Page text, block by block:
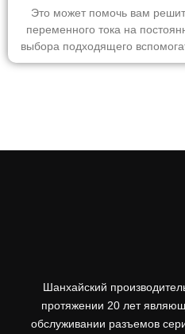
Это может помочь вам
переменного тока на
выбора подходящего
Шанхайский
протяжении 20 лет
обслуживании разъемов